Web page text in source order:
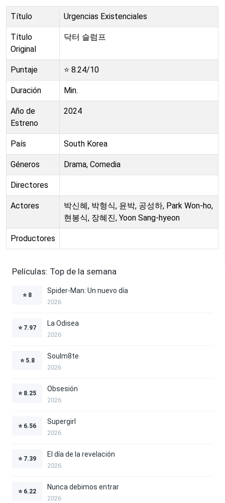
Título Urgencias Existenciales
Título
Original
닥터 슬럼프
Puntaje ⭐ 8.24/10
Duración Min.
Año de
Estreno
2024
País South Korea
Géneros Drama, Comedia
Directores
Actores
박신혜, 박형식, 윤박, 공성하, Park Won-ho,
현봉식, 장혜진, Yoon Sang-hyeon
Productores
Películas: Top de la semana
⭐ 8
Spider-Man: Un nuevo día
2026
⭐ 7.97
La Odisea
2026
⭐ 5.8
Soulm8te
2026
⭐ 8.25
Obsesión
2026
⭐ 6.56
Supergirl
2026
⭐ 7.39
El día de la revelación
2026
⭐ 6.22
Nunca debimos entrar
2026